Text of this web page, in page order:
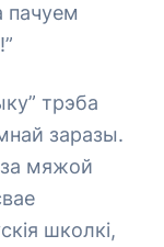
пачуем
трэба
заразы.
мяжой
школкі,